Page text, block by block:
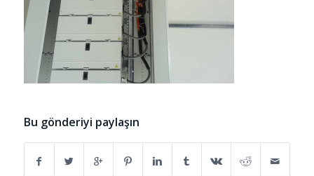
Bu gönderiyi paylaşın